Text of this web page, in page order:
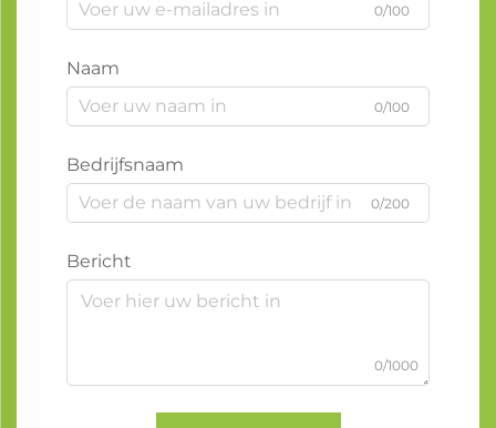
0/100
Naam
0/100
Bedrijfsnaam
0/200
Bericht
0/1000